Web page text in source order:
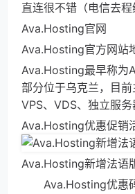
直连很不错（电信去程
Ava.Hosting官网
Ava.Hosting官方网站
Ava.Hosting最早称为
部分位于乌克兰，目前
VPS、VDS、独立服务
Ava.Hosting优惠促销
Ava.Hosting新增法语
Ava.Hosting优